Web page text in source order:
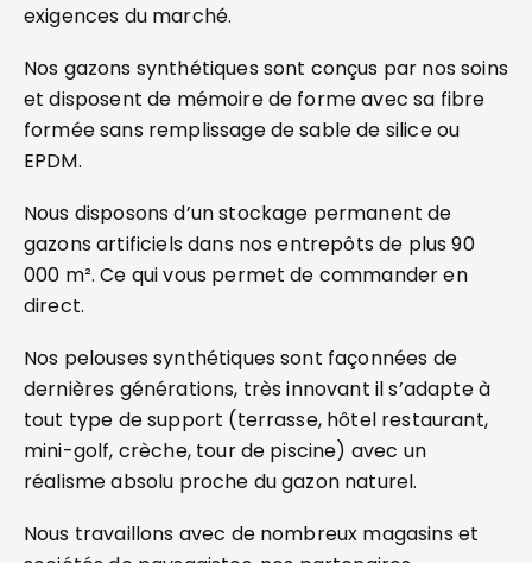
exigences du marché.
Nos gazons synthétiques sont conçus par nos soins
et disposent de mémoire de forme avec sa fibre
formée sans remplissage de sable de silice ou
EPDM.
Nous disposons d’un stockage permanent de
gazons artificiels dans nos entrepôts de plus 90
000 m². Ce qui vous permet de commander en
direct.
Nos pelouses synthétiques sont façonnées de
dernières générations, très innovant il s’adapte à
tout type de support (terrasse, hôtel restaurant,
mini-golf, crèche, tour de piscine) avec un
réalisme absolu proche du gazon naturel.
Nous travaillons avec de nombreux magasins et